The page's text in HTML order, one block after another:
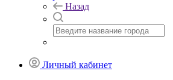
Назад
Личный кабинет